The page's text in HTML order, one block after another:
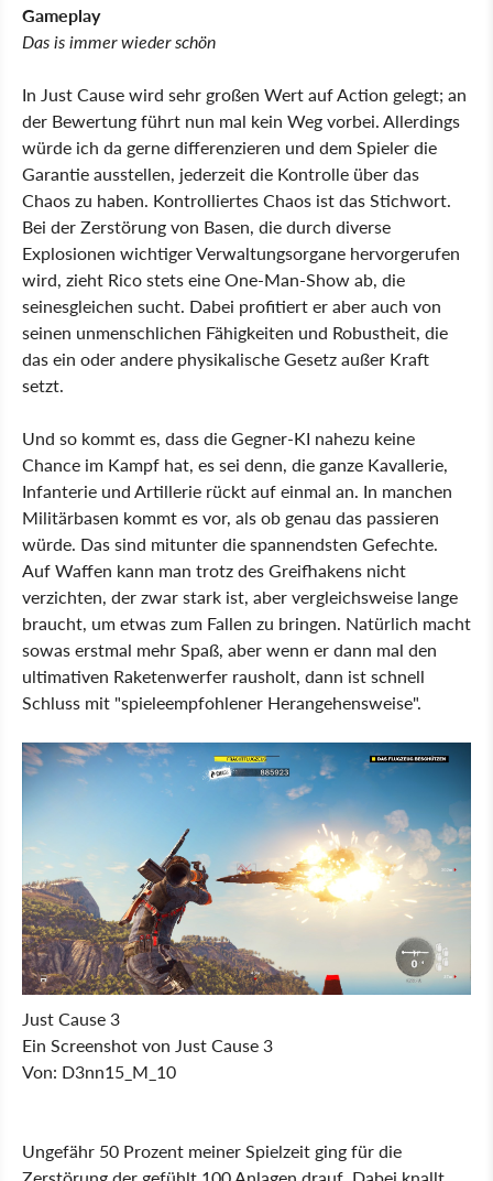
Gameplay
Das is immer wieder schön
In Just Cause wird sehr großen Wert auf Action gelegt; an
der Bewertung führt nun mal kein Weg vorbei. Allerdings
würde ich da gerne differenzieren und dem Spieler die
Garantie ausstellen, jederzeit die Kontrolle über das
Chaos zu haben. Kontrolliertes Chaos ist das Stichwort.
Bei der Zerstörung von Basen, die durch diverse
Explosionen wichtiger Verwaltungsorgane hervorgerufen
wird, zieht Rico stets eine One-Man-Show ab, die
seinesgleichen sucht. Dabei profitiert er aber auch von
seinen unmenschlichen Fähigkeiten und Robustheit, die
das ein oder andere physikalische Gesetz außer Kraft
setzt.
Und so kommt es, dass die Gegner-KI nahezu keine
Chance im Kampf hat, es sei denn, die ganze Kavallerie,
Infanterie und Artillerie rückt auf einmal an. In manchen
Militärbasen kommt es vor, als ob genau das passieren
würde. Das sind mitunter die spannendsten Gefechte.
Auf Waffen kann man trotz des Greifhakens nicht
verzichten, der zwar stark ist, aber vergleichsweise lange
braucht, um etwas zum Fallen zu bringen. Natürlich macht
sowas erstmal mehr Spaß, aber wenn er dann mal den
ultimativen Raketenwerfer rausholt, dann ist schnell
Schluss mit "spieleempfohlener Herangehensweise".
Just Cause 3
Ein Screenshot von Just Cause 3
Von: D3nn15_M_10
Ungefähr 50 Prozent meiner Spielzeit ging für die